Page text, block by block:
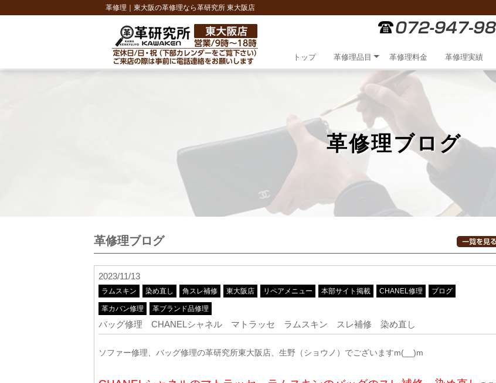
革修理｜東大阪の革修理なら革研究所 東大阪店
トップ 革修理品目 革修理料金 革修理実績
革修理ブログ
革修理ブログ
2023/11/13
ラムスキン 染め直し 角スレ補修 東大阪店 リペアメニュー 本部サイト掲載 CHANEL修理 ブログ
革カバン修理 革ブランド品修理
バッグ修理 CHANELシャネル マトラッセ ラムスキン スレ補修 染め直し
ソファー修理、バッグ修理の革研究所東大阪店、生野（ショウノ）でございますm(__)m